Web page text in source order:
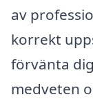
av
korrekt
förvänta
medveten